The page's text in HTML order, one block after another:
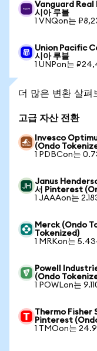
Vanguard Real
시아 루블
1 VNQon는
Union Pacific
시아 루블
1 UNPon는
더 많은 변환 살펴
고급 자산 전환
Invesco
(Ondo
1 PDBCon는
Janus
서 Pinterest
1 JAAAon는
Merck (Ondo
Tokenized)
1 MRKon는
Powell
(Ondo
1 POWLon는
Thermo Fisher
Pinterest
1 TMOon는